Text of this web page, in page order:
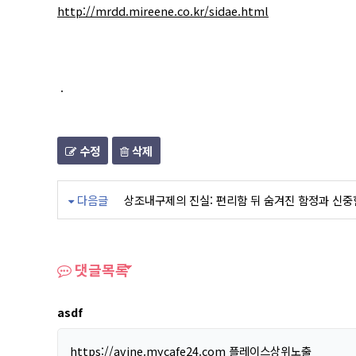
http://mrdd.mireene.co.kr/sidae.html
.
수정 삭제
다음글 상조내구제의 진실: 편리함 뒤 숨겨진 함정과 신
댓글목록
asdf
https://avine.mycafe24.com 플레이스상위노출